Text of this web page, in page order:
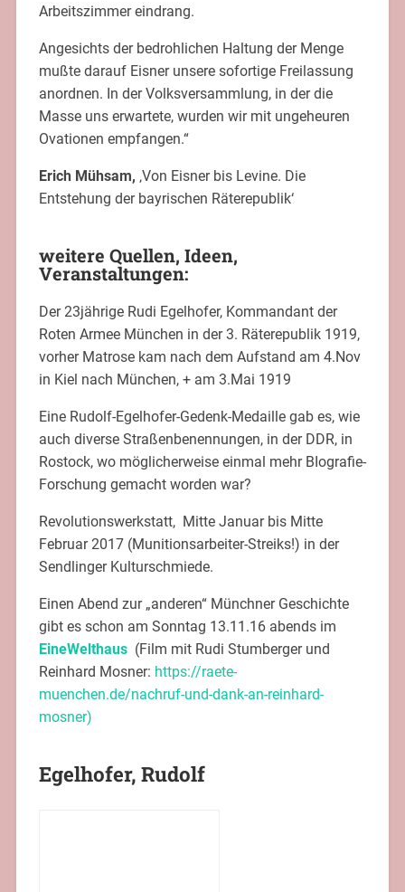
Arbeitszimmer eindrang.
Angesichts der bedrohlichen Haltung der Menge
mußte darauf Eisner unsere sofortige Freilassung
anordnen. In der Volksversammlung, in der die
Masse uns erwartete, wurden wir mit ungeheuren
Ovationen empfangen.“
Erich Mühsam, ‚Von Eisner bis Levine. Die
Entstehung der bayrischen Räterepublik‘
weitere Quellen, Ideen,
Veranstaltungen:
Der 23jährige Rudi Egelhofer, Kommandant der
Roten Armee München in der 3. Räterepublik 1919,
vorher Matrose kam nach dem Aufstand am 4.Nov
in Kiel nach München, + am 3.Mai 1919
Eine Rudolf-Egelhofer-Gedenk-Medaille gab es, wie
auch diverse Straßenbenennungen, in der DDR, in
Rostock, wo möglicherweise einmal mehr BIografie-
Forschung gemacht worden war?
Revolutionswerkstatt, Mitte Januar bis Mitte
Februar 2017 (Munitionsarbeiter-Streiks!) in der
Sendlinger Kulturschmiede.
Einen Abend zur „anderen“ Münchner Geschichte
gibt es schon am Sonntag 13.11.16 abends im
EineWelthaus (Film mit Rudi Stumberger und
Reinhard Mosner: https://raete-
muenchen.de/nachruf-und-dank-an-reinhard-
mosner)
Egelhofer, Rudolf